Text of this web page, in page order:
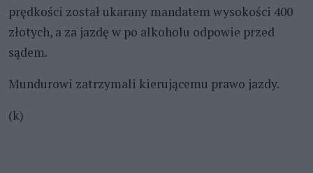
prędkości został ukarany mandatem wysokości 400
złotych, a za jazdę w po alkoholu odpowie przed
sądem.
Mundurowi zatrzymali kierującemu prawo jazdy.
(k)